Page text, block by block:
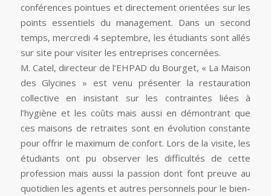
conférences pointues et directement orientées sur les
points essentiels du management. Dans un second
temps, mercredi 4 septembre, les étudiants sont allés
sur site pour visiter les entreprises concernées.
M. Catel, directeur de l’EHPAD du Bourget, « La Maison
des Glycines » est venu présenter la restauration
collective en insistant sur les contraintes liées à
l’hygiène et les coûts mais aussi en démontrant que
ces maisons de retraites sont en évolution constante
pour offrir le maximum de confort. Lors de la visite, les
étudiants ont pu observer les difficultés de cette
profession mais aussi la passion dont font preuve au
quotidien les agents et autres personnels pour le bien-